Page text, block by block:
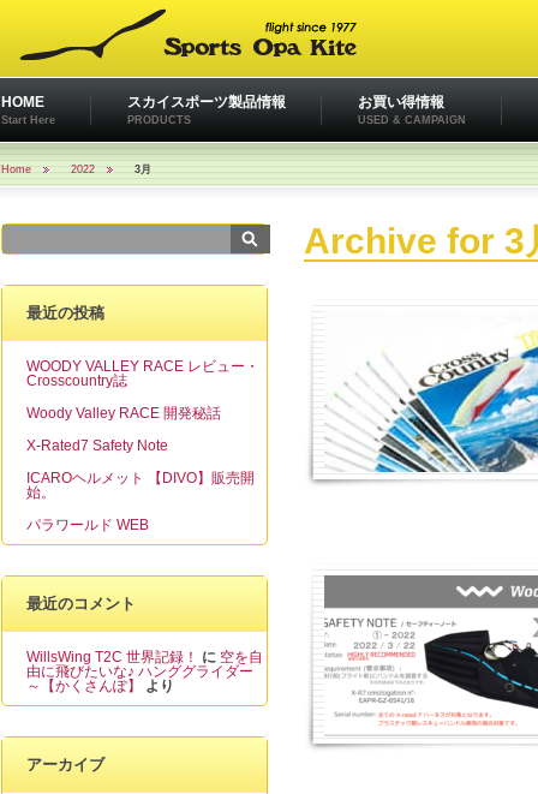
HOME
Start Here
スカイスポーツ製品情報
PRODUCTS
お買い得情報
USED & CAMPAIGN
Home 2022 3月
最近の投稿
WOODY VALLEY RACE レビュー・
Crosscountry誌
Woody Valley RACE 開発秘話
X-Rated7 Safety Note
ICAROヘルメット 【DIVO】販売開
始。
パラワールド WEB
最近のコメント
WillsWing T2C 世界記録！ に 空を自
由に飛びたいな♪ ハンググライダー
～【かくさんぽ】
より
アーカイブ
Archive for 3